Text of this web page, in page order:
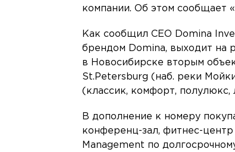
компании. Об этом сообщает «
Как сообщил CEO Domina
брендом Domina, выходит на
в Новосибирске вторым
St.Petersburg (наб. реки
(классик, комфорт,
В дополнение к номеру
конференц-зал, фитнес-
Management по